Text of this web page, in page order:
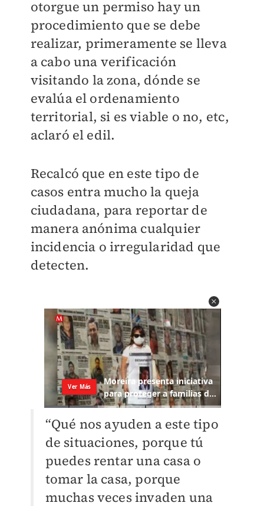
otorgue un permiso hay un
procedimiento que se debe
realizar, primeramente se lleva
a cabo una verificación
visitando la zona, dónde se
evalúa el ordenamiento
territorial, si es viable o no, etc,
aclaró el edil.
Recalcó que en este tipo de
casos entra mucho la queja
ciudadana, para reportar de
manera anónima cualquier
incidencia o irregularidad que
detecten.
“Qué nos ayuden a este tipo
de situaciones, porque tú
puedes rentar una casa o
tomar la casa, porque
muchas veces invaden una